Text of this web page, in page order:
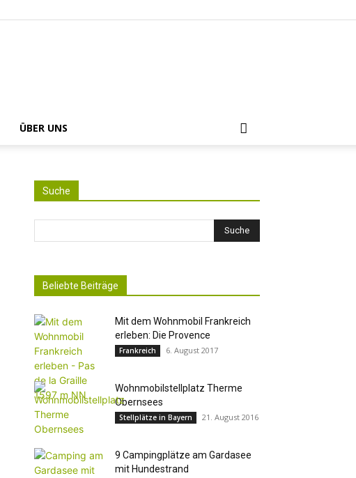
ÜBER UNS
Suche
Beliebte Beiträge
Mit dem Wohnmobil Frankreich
erleben: Die Provence
Frankreich 6. August 2017
Wohnmobilstellplatz Therme
Obernsees
Stellplätze in Bayern 21. August 2016
9 Campingplätze am Gardasee
mit Hundestrand